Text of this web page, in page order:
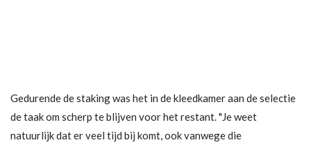
Gedurende de staking was het in de kleedkamer aan de selectie
de taak om scherp te blijven voor het restant. "Je weet
natuurlijk dat er veel tijd bij komt, ook vanwege die